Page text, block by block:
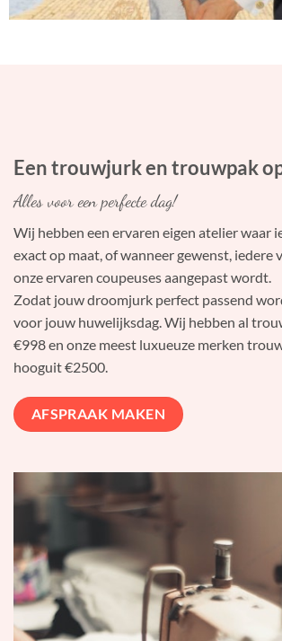
Een trouwjurk en trouwpak
Alles voor een perfecte dag!
Wij hebben een ervaren eigen atelier waar
exact op maat, of wanneer gewenst, iedere
onze ervaren coupeuses aangepast wordt.
Zodat jouw droomjurk perfect passend
voor jouw huwelijksdag. Wij hebben al
€998 en onze meest luxueuze merken
hooguit €2500.
AFSPRAAK MAKEN